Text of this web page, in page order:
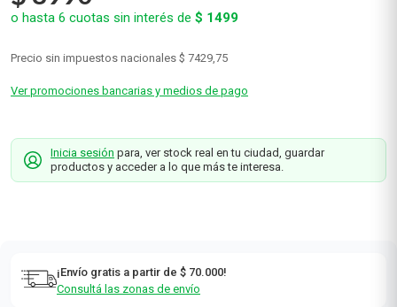
o hasta 6 cuotas sin interés de $ 1499
Precio sin impuestos nacionales $ 7429,75
Ver promociones bancarias y medios de pago
Inicia sesión para, ver stock real en tu ciudad, guardar
productos y acceder a lo que más te interesa.
¡Envío gratis a partir de $ 70.000!
Consultá las zonas de envío